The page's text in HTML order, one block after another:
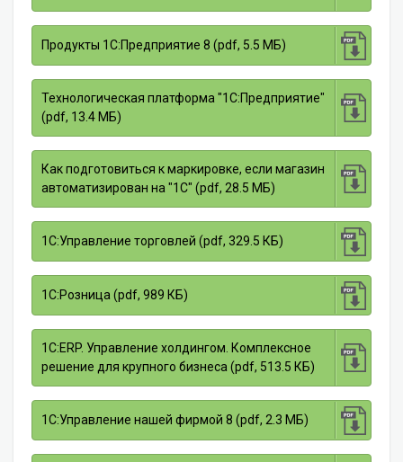
Продукты 1С:Предприятие 8 (pdf, 5.5 МБ)
Технологическая платформа "1С:Предприятие"
(pdf, 13.4 МБ)
Как подготовиться к маркировке, если магазин
автоматизирован на "1С" (pdf, 28.5 МБ)
1С:Управление торговлей (pdf, 329.5 КБ)
1С:Розница (pdf, 989 КБ)
1С:ERP. Управление холдингом. Комплексное
решение для крупного бизнеса (pdf, 513.5 КБ)
1С:Управление нашей фирмой 8 (pdf, 2.3 МБ)